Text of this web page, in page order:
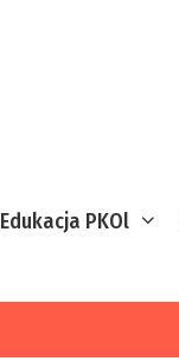
Edukacja PKOl